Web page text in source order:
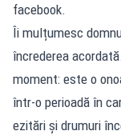
facebook.
Îi mulțumesc
încrederea
moment: este o
într-o perioadă în
ezitări și drumuri